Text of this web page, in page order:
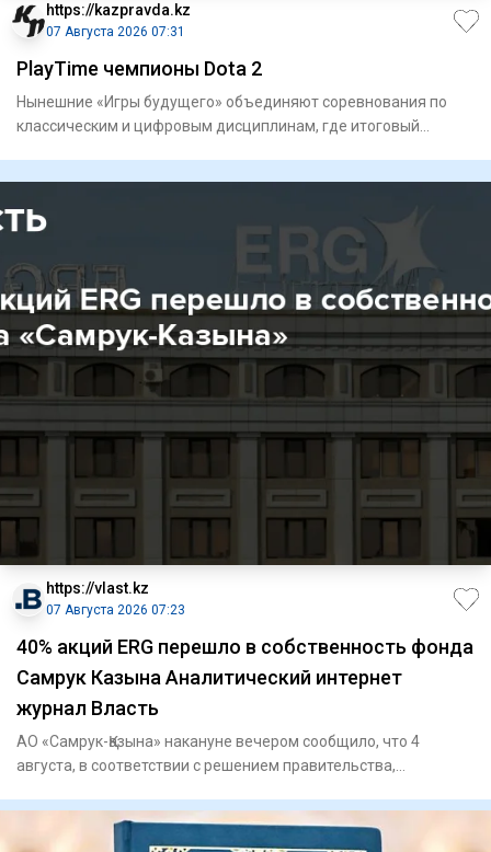
https://kazpravda.kz
07 Августа 2026 07:31
PlayTime чемпионы Dota 2
Нынешние «Игры будущего» объединяют соревнования по
классическим и цифровым дисциплинам, где итоговый
https://vlast.kz
07 Августа 2026 07:23
40% акций ERG перешло в собственность фонда
Самрук Казына Аналитический интернет
журнал Власть
АО «Самрук-Қазына» накануне вечером сообщило, что 4
августа, в соответствии с решением правительства,